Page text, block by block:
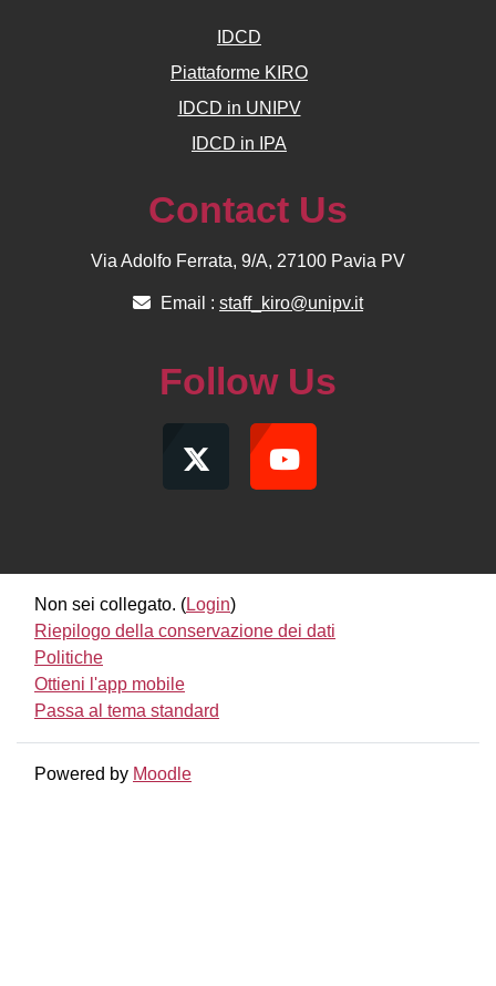
IDCD
Piattaforme KIRO
IDCD in UNIPV
IDCD in IPA
Contact Us
Via Adolfo Ferrata, 9/A, 27100 Pavia PV
Email : staff_kiro@unipv.it
Follow Us
Non sei collegato. (Login)
Riepilogo della conservazione dei dati
Politiche
Ottieni l'app mobile
Passa al tema standard
Powered by Moodle